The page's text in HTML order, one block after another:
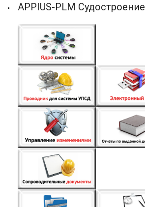
APPIUS-PLM Судостроение